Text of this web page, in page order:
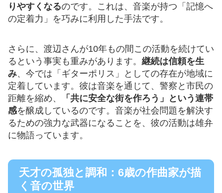
りやすくなるのです。これは、音楽が持つ「記憶へ
の定着力」を巧みに利用した手法です。
さらに、渡辺さんが10年もの間この活動を続けてい
るという事実も重みがあります。 継続は信頼を生
み、今では「ギターポリス」としての存在が地域に
定着しています。彼は音楽を通じて、警察と市民の
距離を縮め、
「共に安全な街を作ろう」という連帯
感を醸成しているのです。音楽が社会問題を解決す
るための強力な武器になることを、彼の活動は雄弁
に物語っています。
天才の孤独と調和：6歳の作曲家が描
く音の世界